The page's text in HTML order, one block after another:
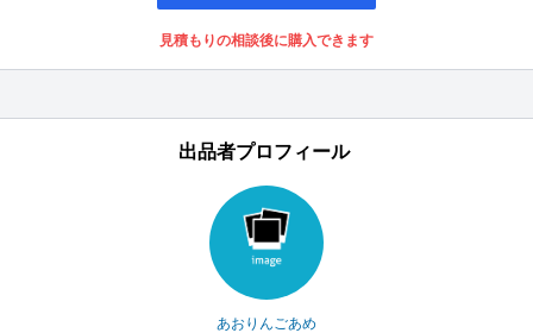
見積もりの相談後に購入できます
出品者プロフィール
あおりんごあめ